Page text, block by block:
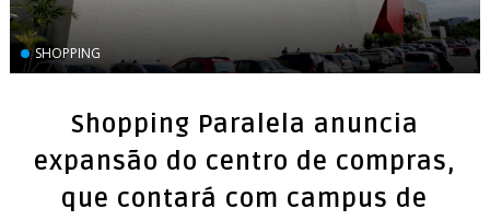
SHOPPING
Shopping Paralela anuncia
expansão do centro de compras,
que contará com campus de